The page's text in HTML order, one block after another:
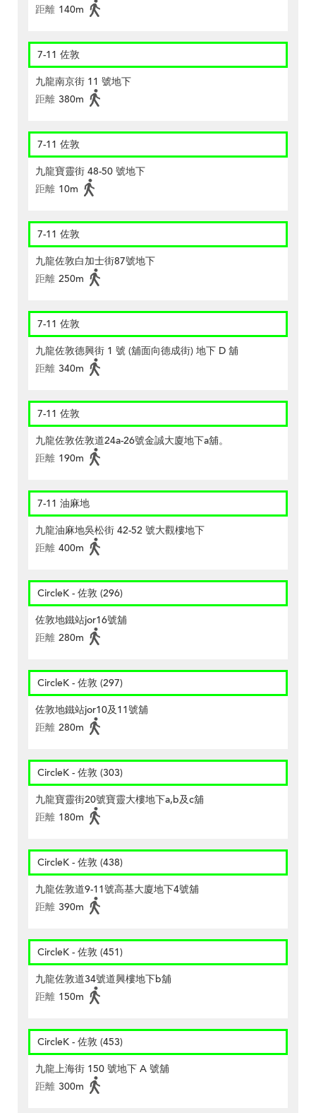
距離 140m
7-11 佐敦
九龍南京街 11 號地下
距離 380m
7-11 佐敦
九龍寶靈街 48-50 號地下
距離 10m
7-11 佐敦
九龍佐敦白加士街87號地下
距離 250m
7-11 佐敦
九龍佐敦德興街 1 號 (舖面向德成街) 地下 D 舖
距離 340m
7-11 佐敦
九龍佐敦佐敦道24a-26號金誠大廈地下a舖。
距離 190m
7-11 油麻地
九龍油麻地吳松街 42-52 號大觀樓地下
距離 400m
CircleK - 佐敦 (296)
佐敦地鐵站jor16號舖
距離 280m
CircleK - 佐敦 (297)
佐敦地鐵站jor10及11號舖
距離 280m
CircleK - 佐敦 (303)
九龍寶靈街20號寶靈大樓地下a,b及c舖
距離 180m
CircleK - 佐敦 (438)
九龍佐敦道9-11號高基大廈地下4號舖
距離 390m
CircleK - 佐敦 (451)
九龍佐敦道34號道興樓地下b舖
距離 150m
CircleK - 佐敦 (453)
九龍上海街 150 號地下 A 號舖
距離 300m